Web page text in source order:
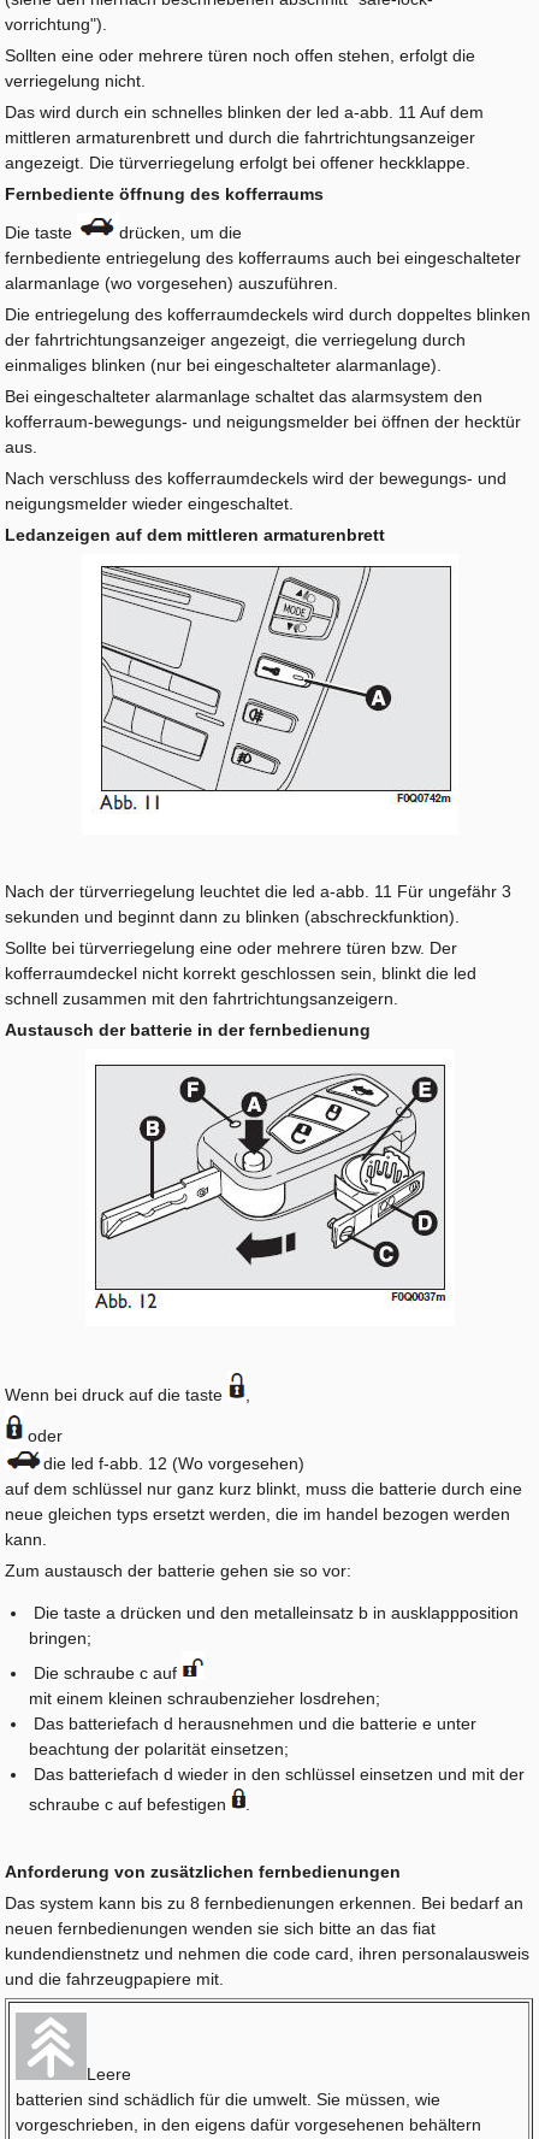
vorrichtung").
Sollten eine oder mehrere türen noch offen stehen, erfolgt die
verriegelung nicht.
Das wird durch ein schnelles blinken der led a-abb. 11 Auf dem
mittleren armaturenbrett und durch die fahrtrichtungsanzeiger
angezeigt. Die türverriegelung erfolgt bei offener heckklappe.
Fernbediente öffnung des kofferraums
Die taste
drücken, um die
fernbediente entriegelung des kofferraums auch bei eingeschalteter
alarmanlage (wo vorgesehen) auszuführen.
Die entriegelung des kofferraumdeckels wird durch doppeltes blinken
der fahrtrichtungsanzeiger angezeigt, die verriegelung durch
einmaliges blinken (nur bei eingeschalteter alarmanlage).
Bei eingeschalteter alarmanlage schaltet das alarmsystem den
kofferraum-bewegungs- und neigungsmelder bei öffnen der hecktür
aus.
Nach verschluss des kofferraumdeckels wird der bewegungs- und
neigungsmelder wieder eingeschaltet.
Ledanzeigen auf dem mittleren armaturenbrett
Nach der türverriegelung leuchtet die led a-abb. 11 Für ungefähr 3
sekunden und beginnt dann zu blinken (abschreckfunktion).
Sollte bei türverriegelung eine oder mehrere türen bzw. Der
kofferraumdeckel nicht korrekt geschlossen sein, blinkt die led
schnell zusammen mit den fahrtrichtungsanzeigern.
Austausch der batterie in der fernbedienung
Wenn bei druck auf die taste
oder
die led f-abb. 12 (Wo vorgesehen)
auf dem schlüssel nur ganz kurz blinkt, muss die batterie durch eine
neue gleichen typs ersetzt werden, die im handel bezogen werden
kann.
Zum austausch der batterie gehen sie so vor:
Die taste a drücken und den metalleinsatz b in ausklappposition
bringen;
Die schraube c auf
mit einem kleinen schraubenzieher losdrehen;
Das batteriefach d herausnehmen und die batterie e unter
beachtung der polarität einsetzen;
Das batteriefach d wieder in den schlüssel einsetzen und mit der
schraube c auf befestigen
Anforderung von zusätzlichen fernbedienungen
Das system kann bis zu 8 fernbedienungen erkennen. Bei bedarf an
neuen fernbedienungen wenden sie sich bitte an das fiat
kundendienstnetz und nehmen die code card, ihren personalausweis
und die fahrzeugpapiere mit.
Leere
batterien sind schädlich für die umwelt. Sie müssen, wie
vorgeschrieben, in den eigens dafür vorgesehenen behältern